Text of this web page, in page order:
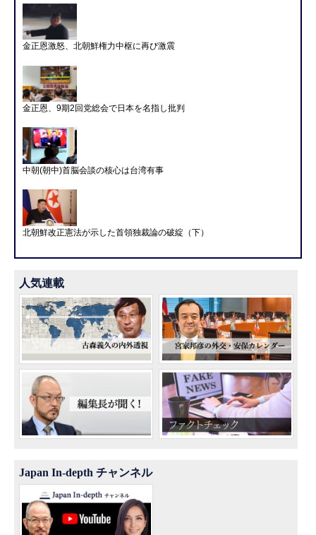
金正恩激怒、北朝鮮権力中枢に再び激震
金正恩、9期2回党総会で日本を名指し批判
中朝(朝中)首脳会談の核心は台湾有事
北朝鮮改正憲法が示した首領独裁論の破綻（下）
人気連載
Japan In-depth チャンネル